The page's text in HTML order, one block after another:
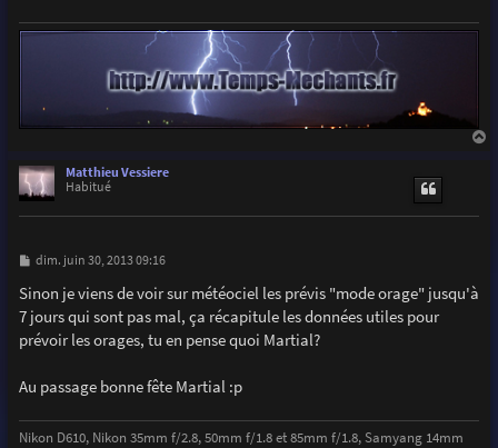
Matthieu Vessiere
Habitué
M
s
s
a
g
e
dim. juin 30, 2013 09:16
Sinon je viens de voir sur météociel les prévis "mode orage" jusqu'à
7 jours qui sont pas mal, ça récapitule les données utiles pour
prévoir les orages, tu en pense quoi Martial?
Au passage bonne fête Martial :p
Nikon D610, Nikon 35mm f/2.8, 50mm f/1.8 et 85mm f/1.8, Samyang 14mm